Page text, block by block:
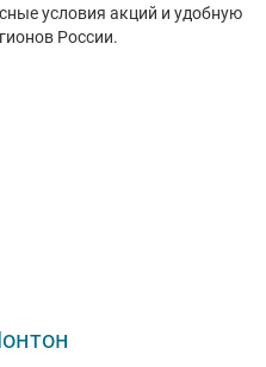
условия акций и удобную
России.